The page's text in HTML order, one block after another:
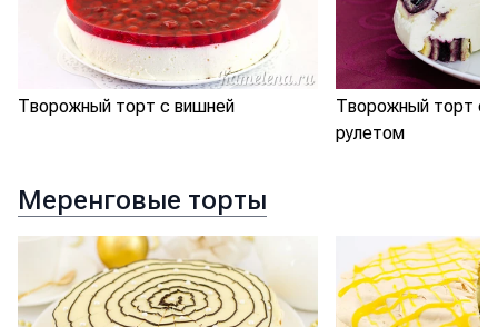
Творожный торт с вишней
Творожный торт с
рулетом
Меренговые торты